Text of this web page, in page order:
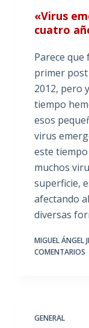
«Virus
cuatro
Parece que
primer post
2012, pero
tiempo
esos
virus
este tiempo
muchos
superficie,
afectando
diversas
MIGUEL ÁNGEL
COMENTARIOS
GENERAL